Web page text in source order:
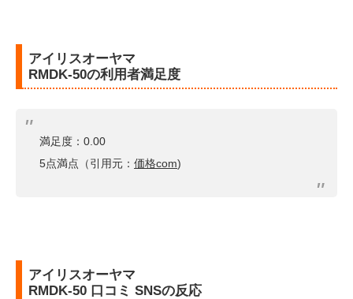
アイリスオーヤマ
RMDK-50の利用者満足度
満足度：0.00
5点満点（引用元： 価格com)
アイリスオーヤマ
RMDK-50 口コミ SNSの反応